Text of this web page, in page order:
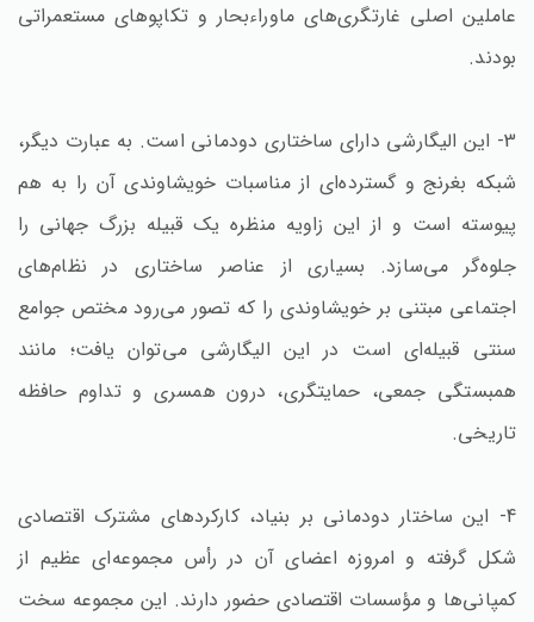
عاملین اصلی غارتگری‌های ماوراءبحار و تکاپوهای مستعمراتی
بودند.
3- این الیگارشی دارای ساختاری دودمانی است. به عبارت دیگر،
شبکه بغرنج و گسترده‌ای از مناسبات خویشاوندی آن را به هم
پیوسته است و از این زاویه منظره یک قبیله بزرگ جهانی را
جلوه‌گر می‌سازد. بسیاری از عناصر ساختاری در نظام‌های
اجتماعی مبتنی بر خویشاوندی را که تصور می‌رود مختص جوامع
سنتی قبیله‌ای است در این الیگارشی می‌توان یافت؛ مانند
همبستگی جمعی، حمایتگری، درون‌ همسری و تداوم حافظه
تاریخی.
4- این ساختار دودمانی بر بنیاد، کارکردهای مشترک اقتصادی
شکل گرفته و امروزه اعضای آن در رأس مجموعه‌ای عظیم از
کمپانی‌ها و مؤسسات اقتصادی حضور دارند. این مجموعه سخت